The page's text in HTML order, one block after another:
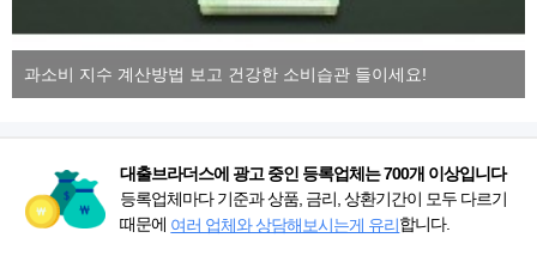
과소비 지수 계산방법 보고 건강한 소비습관 들이세요!
대출브라더스에 광고 중인 등록업체는 700개 이상입니다
등록업체마다 기준과 상품, 금리, 상환기간이 모두 다르기
때문에 여러 업체와 상담해보시는게 유리합니다.